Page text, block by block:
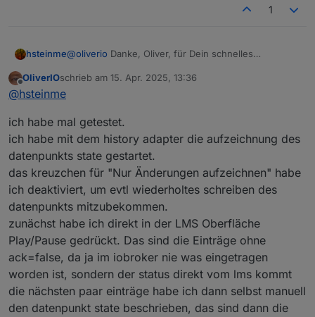
1
hsteinme@oliverio Danke, Oliver, für Dein schnelles
Naja, ein Fehlverhalten liegt hier in jedem Fall vor.
verantwortlich ist. Nach Deiner obigen Erklärung
sehe ich nun klar die Verantwortung bei LMS bzw.
dem dahinter liegenden Squeeze Client.
true zurückgekommen ist, so wird .state mehrmals im
Abstand einiger Sekunden erneut auf 1 gesetzt -
jedoch bleibt dies auch ohne Erfolg.
Jetzt bin ich ziemlich ratlos, wie ich beim LMs (oder
dahinter) das Problem weiter analysieren kann.
Offline
OliverIOschrieb am 15. Apr. 2025, 13:36
zuletzt editiert von
@hsteinme
ich habe mal getestet.
ich habe mit dem history adapter die aufzeichnung des
datenpunkts state gestartet.
das kreuzchen für "Nur Änderungen aufzeichnen" habe
ich deaktiviert, um evtl wiederholtes schreiben des
datenpunkts mitzubekommen.
zunächst habe ich direkt in der LMS Oberfläche
Play/Pause gedrückt. Das sind die Einträge ohne
ack=false, da ja im iobroker nie was eingetragen
worden ist, sondern der status direkt vom lms kommt
die nächsten paar einträge habe ich dann selbst manuell
den datenpunkt state beschrieben, das sind dann die